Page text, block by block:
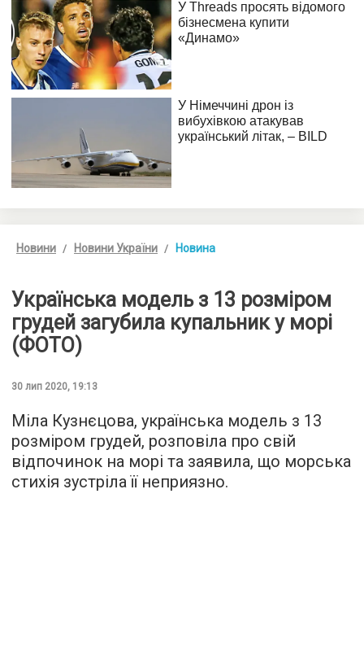
Новини Новини України Новина
Українська модель з 13 розміром
грудей загубила купальник у морі
(ФОТО)
30 лип 2020, 19:13
Міла Кузнєцова, українська модель з 13
розміром грудей, розповіла про свій
відпочинок на морі та заявила, що морська
стихія зустріла її неприязно.